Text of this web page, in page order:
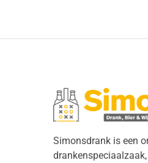
Simonsdrank is een